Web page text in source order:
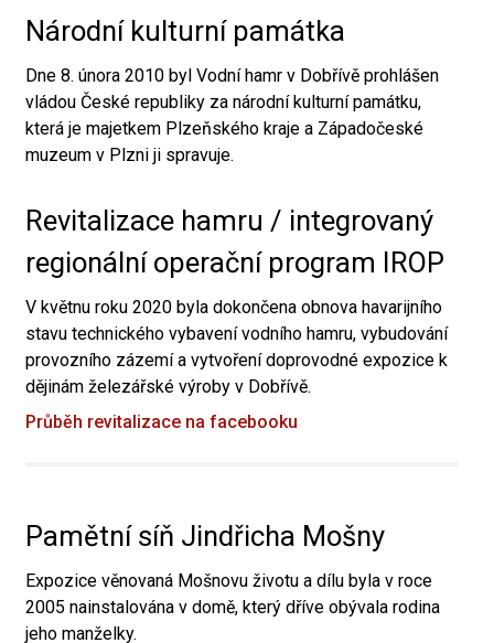
Národní kulturní památka
Dne 8. února 2010 byl Vodní hamr v Dobřívě prohlášen
vládou České republiky za národní kulturní památku,
která je majetkem Plzeňského kraje a Západočeské
muzeum v Plzni ji spravuje.
Revitalizace hamru / integrovaný
regionální operační program IROP
V květnu roku 2020 byla dokončena obnova havarijního
stavu technického vybavení vodního hamru, vybudování
provozního zázemí a vytvoření doprovodné expozice k
dějinám železářské výroby v Dobřívě.
Průběh revitalizace na facebooku
Pamětní síň Jindřicha Mošny
Expozice věnovaná Mošnovu životu a dílu byla v roce
2005 nainstalována v domě, který dříve obývala rodina
jeho manželky.